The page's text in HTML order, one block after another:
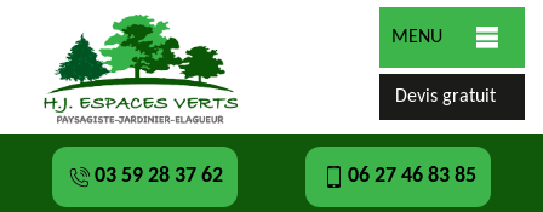
MENU
Devis gratuit
03 59 28 37 62 06 27 46 83 85